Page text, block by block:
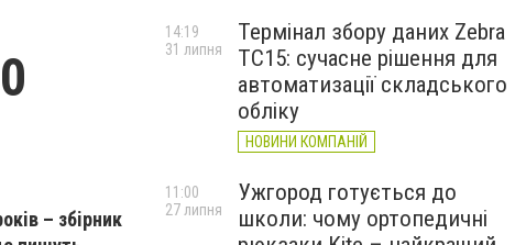
– збiрник
Термінал збору даних Zebra
TC15: сучасне рішення для
автоматизації складського
обліку
НОВИНИ КОМПАНІЙ
14:19
31 липня
Ужгород готується до
школи: чому ортопедичні
11:00
27 липня